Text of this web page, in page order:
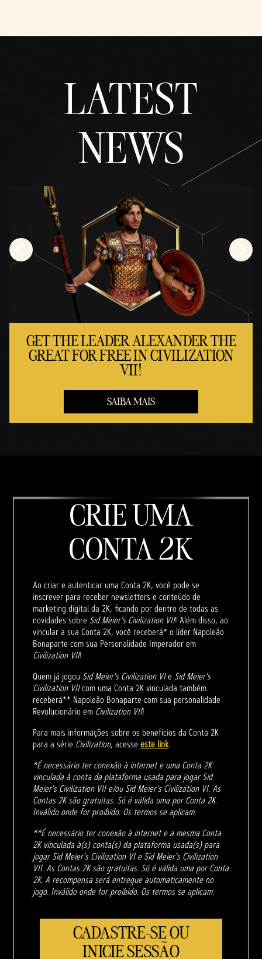
com
trans
ferên
para
e.
LATEST
NEWS
GET THE LEADER ALEXANDER THE
GREAT FOR FREE IN CIVILIZATION
VII!
SAIBA MAIS
CRIE UMA
CONTA 2K
Ao criar e autenticar uma Conta 2K, você pode se
inscrever para receber newsletters e conteúdo de
marketing digital da 2K, ficando por dentro de todas as
novidades sobre Sid Meier’s Civilization VII! Além disso, ao
vincular a sua Conta 2K, você receberá* o líder Napoleão
Bonaparte com sua Personalidade Imperador em
Civilization VII!
Quem já jogou Sid Meier's Civilization VIe Sid Meier's
Civilization VIIcom uma Conta 2K vinculada também
receberá** Napoleão Bonaparte com sua personalidade
Revolucionário em Civilization VII!
Para mais informações sobre os benefícios da Conta 2K
para a série Civilization, acesse este link.
*É necessário ter conexão à internet e uma Conta 2K
vinculada à conta da plataforma usada para jogar Sid
Meier's Civilization VII e/ou Sid Meier's Civilization VI. As
Contas 2K são gratuitas. Só é válida uma por Conta 2K.
Inválido onde for proibido. Os termos se aplicam.
**É necessário ter conexão à internet e a mesma Conta
2K vinculada à(s) conta(s) da plataforma usada(s) para
jogar Sid Meier's Civilization VI e Sid Meier's Civilization
VII. As Contas 2K são gratuitas. Só é válida uma por Conta
2K. A recompensa será entregue automaticamente no
jogo. Inválido onde for proibido. Os termos se aplicam.
CADASTRE-SE OU
INICIE SESSÃO